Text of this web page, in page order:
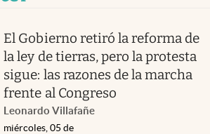
El Gobierno retiró la reforma de
la ley de tierras, pero la protesta
sigue: las razones de la marcha
frente al Congreso
Leonardo Villafañe
miércoles, 05 de